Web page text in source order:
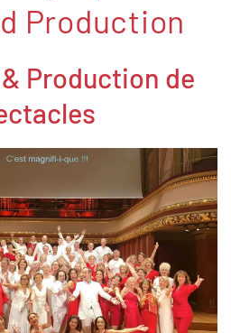
Production
Production de